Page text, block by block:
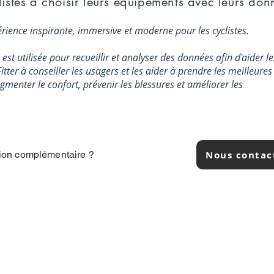
inspirante, immersive et moderne pour les cyclistes.
utilisée pour recueillir et analyser des données afin d'aider
à conseiller les usagers et les aider à prendre les meilleures
le confort, prévenir les blessures et améliorer les
complémentaire ? Nous